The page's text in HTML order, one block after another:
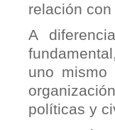
relación con
A
uno
políticas y